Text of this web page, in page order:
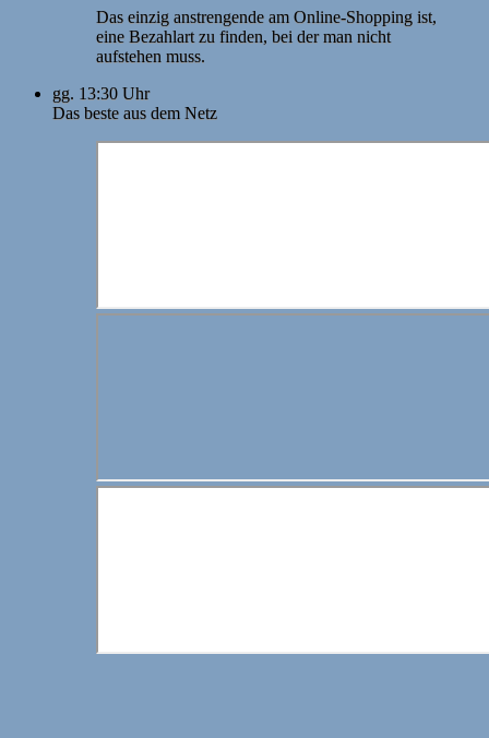
Das einzig anstrengende am Online-Shopping ist,
eine Bezahlart zu finden, bei der man nicht
aufstehen muss.
gg. 13:30 Uhr
Das beste aus dem Netz